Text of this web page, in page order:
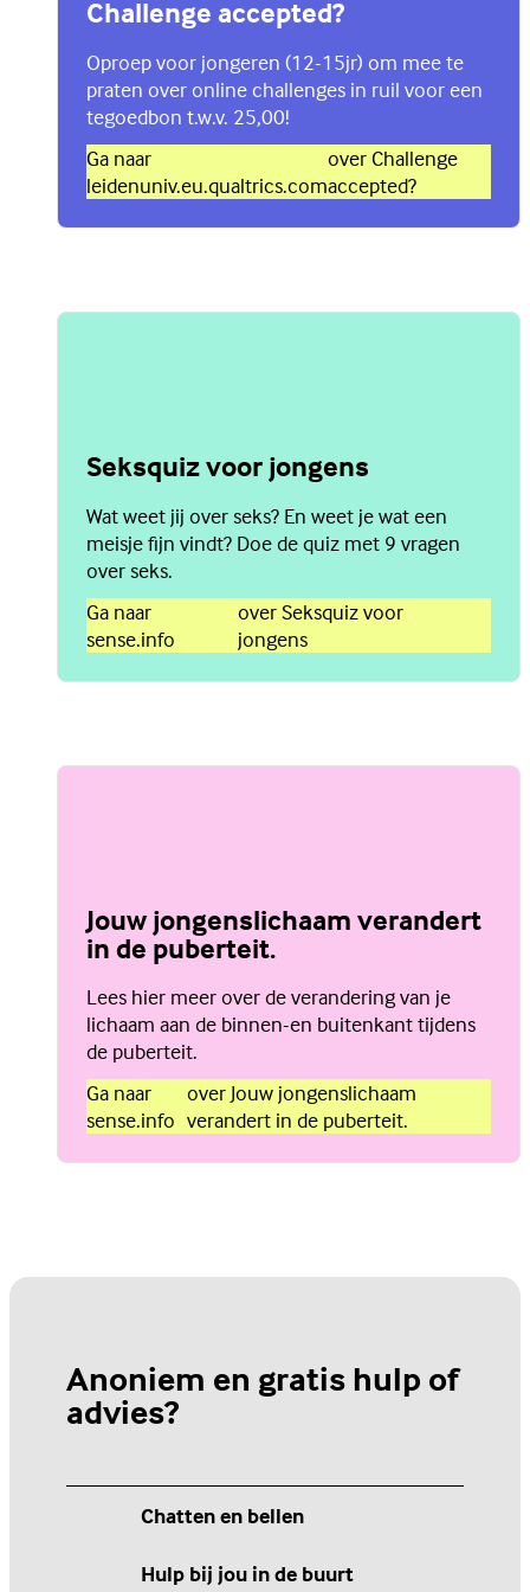
Challenge accepted?
Oproep voor jongeren (12-15jr) om mee te
praten over online challenges in ruil voor een
tegoedbon t.w.v. 25,00!
Ga naar
leidenuniv.eu.qualtrics.com
over Challenge
accepted?
Seksquiz voor jongens
Wat weet jij over seks? En weet je wat een
meisje fijn vindt? Doe de quiz met 9 vragen
over seks.
Ga naar
sense.info
over Seksquiz voor
jongens
Jouw jongenslichaam verandert
in de puberteit.
Lees hier meer over de verandering van je
lichaam aan de binnen-en buitenkant tijdens
de puberteit.
Ga naar
sense.info
over Jouw jongenslichaam
verandert in de puberteit.
Anoniem en gratis hulp of
advies?
Chatten en bellen
Hulp bij jou in de buurt